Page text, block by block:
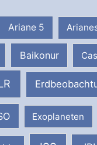
Ariane 5
Baikonur
Exoplaneten